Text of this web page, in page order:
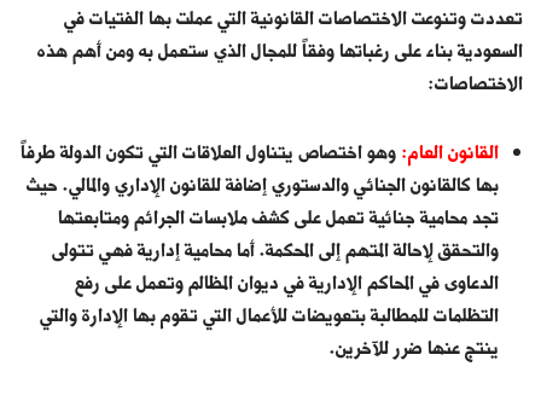
تعددت وتنوعت الاختصاصات القانونية التي عملت بها الفتيات في
السعودية بناء على رغباتها وفقاً للمجال الذي ستعمل به ومن أهم هذه
الاختصاصات:
القانون العام:وهو اختصاص يتناول العلاقات التي تكون الدولة طرفاً
بها كالقانون الجنائي والدستوري إضافة للقانون الإداري والمالي. حيث
تجد محامية جنائية تعمل على كشف ملابسات الجرائم ومتابعتها
والتحقق لإحالة المتهم إلى المحكمة. أما محامية إدارية فهي تتولى
الدعاوى في المحاكم الإدارية في ديوان المظالم وتعمل على رفع
التظلمات للمطالبة بتعويضات للأعمال التي تقوم بها الإدارة والتي
ينتج عنها ضرر للآخرين.